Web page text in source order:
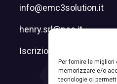
Per fornire le
memorizzare e/o
tecnologie ci
info@emc3solution.it
henry.srl@pec.it
Iscrizione newsletter